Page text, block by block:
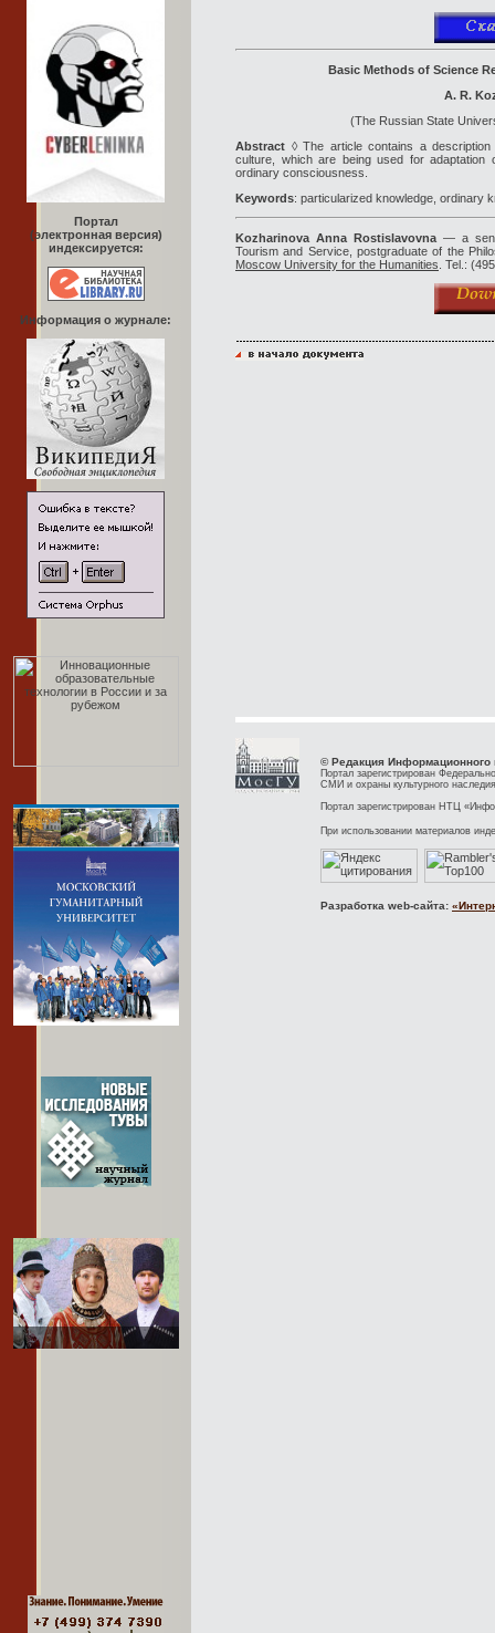
Портал
(электронная версия)
индексируется:
Информация о журнале:
Basic Methods of Science
A. R.
(The Russian State
Abstract ◊ The article contains a
culture, which are being used for adaptation
ordinary consciousness.
Keywords: particularized knowledge, ordinary
Kozharinova Anna Rostislavovna — a
Tourism and Service, postgraduate of the
Moscow University for the Humanities . Tel.:
© Редакция Информационного
Портал зарегистрирован
СМИ и охраны культурного
Портал зарегистрирован НТЦ
При использовании материалов
Разработка web-сайта: